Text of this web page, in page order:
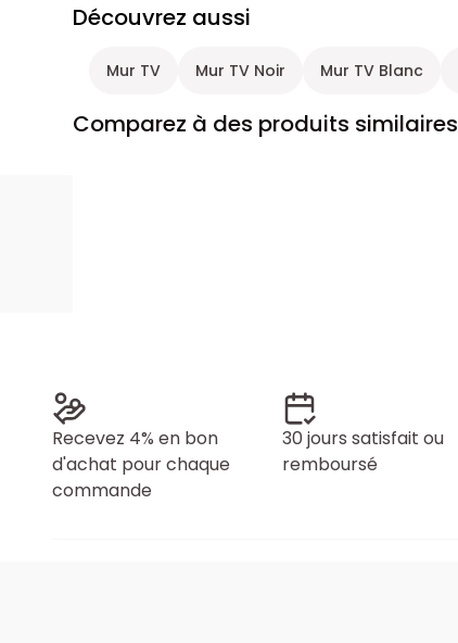
Découvrez aussi
Mur TV Mur TV Noir Mur TV Blanc
Comparez à des produits similaires
Recevez 4% en bon
d'achat pour chaque
commande
30 jours satisfait ou
remboursé